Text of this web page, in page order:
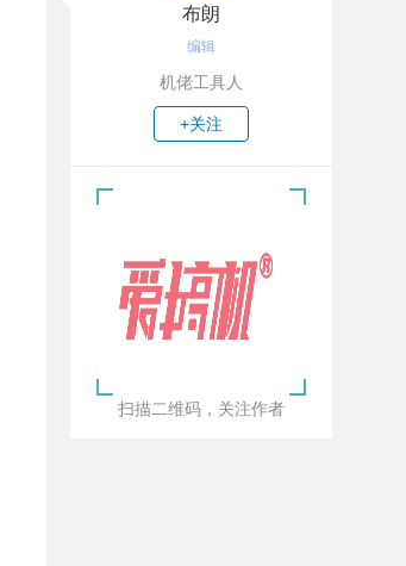
布朗
编辑
机佬工具人
+关注
扫描二维码，关注作者